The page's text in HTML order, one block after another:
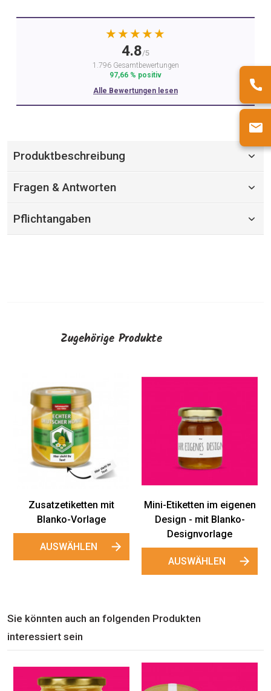
★★★★★
4.8/5
1.796 Gesamtbewertungen
97,66 % positiv
Alle Bewertungen lesen
Produktbeschreibung
Fragen & Antworten
Pflichtangaben
Zugehörige Produkte
Zusatzetiketten mit
Blanko-Vorlage
AUSWÄHLEN
Mini-Etiketten im eigenen
Design - mit Blanko-
Designvorlage
AUSWÄHLEN
Sie könnten auch an folgenden Produkten
interessiert sein